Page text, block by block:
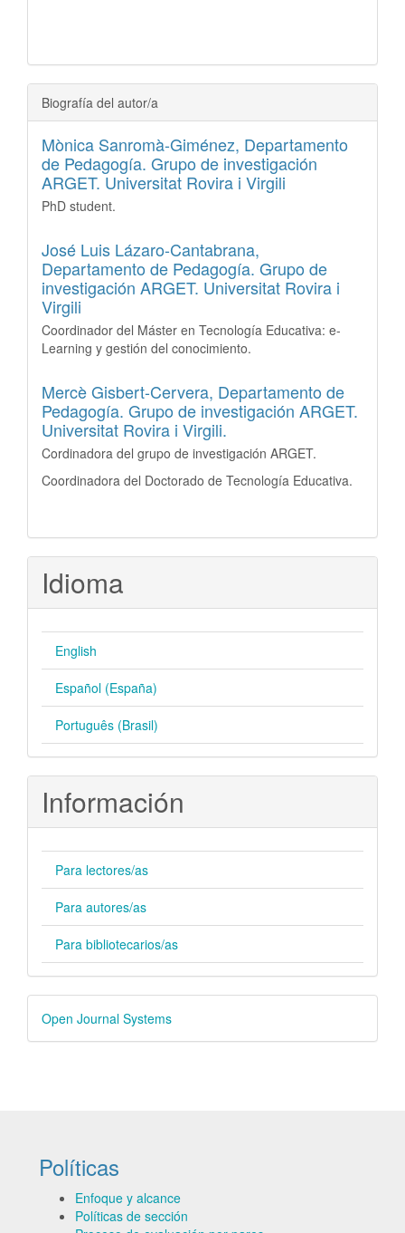
Biografía del autor/a
Mònica Sanromà-Giménez, Departamento
de Pedagogía. Grupo de investigación
ARGET. Universitat Rovira i Virgili
PhD student.
José Luis Lázaro-Cantabrana,
Departamento de Pedagogía. Grupo de
investigación ARGET. Universitat Rovira i
Virgili
Coordinador del Máster en Tecnología Educativa: e-
Learning y gestión del conocimiento.
Mercè Gisbert-Cervera, Departamento de
Pedagogía. Grupo de investigación ARGET.
Universitat Rovira i Virgili.
Cordinadora del grupo de investigación ARGET.
Coordinadora del Doctorado de Tecnología Educativa.
Idioma
English
Español (España)
Português (Brasil)
Información
Para lectores/as
Para autores/as
Para bibliotecarios/as
Desarrollado
por
Open Journal Systems
Políticas
Enfoque y alcance
Políticas de sección